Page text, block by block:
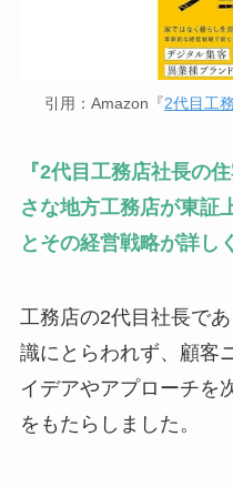
引用：Amazon『2代目工
『2代目工務店社長の
さな地方工務店が東証
とその経営戦略が詳し
工務店の2代目社長で
識にとらわれず、顧客
イデアやアプローチを
をもたらしました。